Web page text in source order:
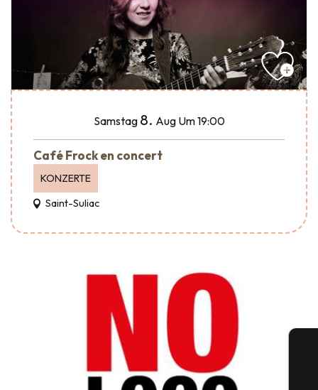
Samstag 8. Aug Um 19:00
Café Frock en concert
KONZERTE
Saint-Suliac